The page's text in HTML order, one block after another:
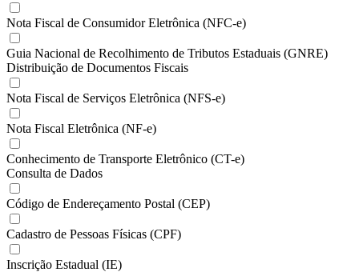
Nota Fiscal de Consumidor Eletrônica (NFC-e)
Guia Nacional de Recolhimento de Tributos Estaduais (GNRE)
Distribuição de Documentos Fiscais
Nota Fiscal de Serviços Eletrônica (NFS-e)
Nota Fiscal Eletrônica (NF-e)
Conhecimento de Transporte Eletrônico (CT-e)
Consulta de Dados
Código de Endereçamento Postal (CEP)
Cadastro de Pessoas Físicas (CPF)
Inscrição Estadual (IE)